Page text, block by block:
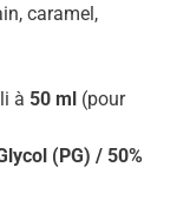
caramel,
à 50 ml (pour
(PG) / 50%